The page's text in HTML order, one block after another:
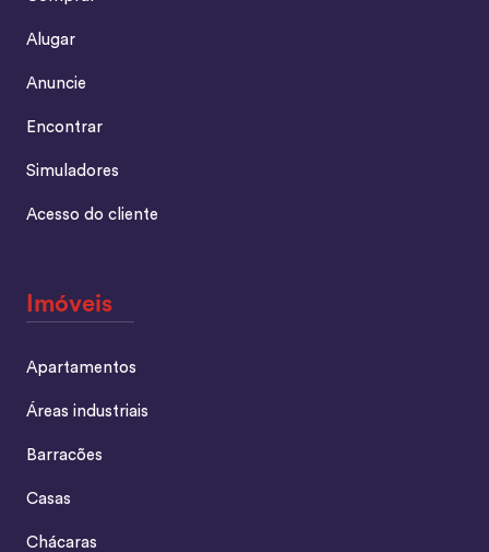
Alugar
Anuncie
Encontrar
Simuladores
Acesso do cliente
Imóveis
Apartamentos
Áreas industriais
Barracões
Casas
Chácaras